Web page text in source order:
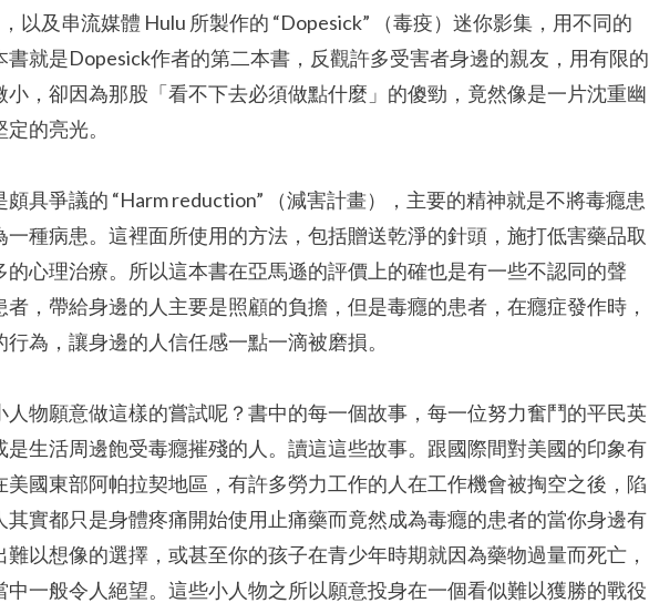
以及串流媒體 Hulu 所製作的 “Dopesick” （毒疫）迷你影集，用不同的
就是Dopesick作者的第二本書，反觀許多受害者身邊的親友，用有限的
小，卻因為那股「看不下去必須做點什麼」的傻勁，竟然像是一片沈重幽
的亮光。
具爭議的 “Harm reduction” （減害計畫），主要的精神就是不將毒癮患
種病患。這裡面所使用的方法，包括贈送乾淨的針頭，施打低害藥品取
心理治療。所以這本書在亞馬遜的評價上的確也是有一些不認同的聲
，帶給身邊的人主要是照顧的負擔，但是毒癮的患者，在癮症發作時，
為，讓身邊的人信任感一點一滴被磨損。
人物願意做這樣的嘗試呢？書中的每一個故事，每一位努力奮鬥的平民英
是生活周邊飽受毒癮摧殘的人。讀這這些故事。跟國際間對美國的印象有
國東部阿帕拉契地區，有許多勞力工作的人在工作機會被掏空之後，陷
其實都只是身體疼痛開始使用止痛藥而竟然成為毒癮的患者的當你身邊有
以想像的選擇，或甚至你的孩子在青少年時期就因為藥物過量而死亡，
一般令人絕望。這些小人物之所以願意投身在一個看似難以獲勝的戰役